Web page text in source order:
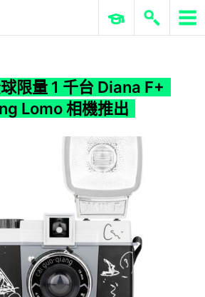
ERP 與商業 AI
限量 1 千台 Diana F+
Lomo 相機推出